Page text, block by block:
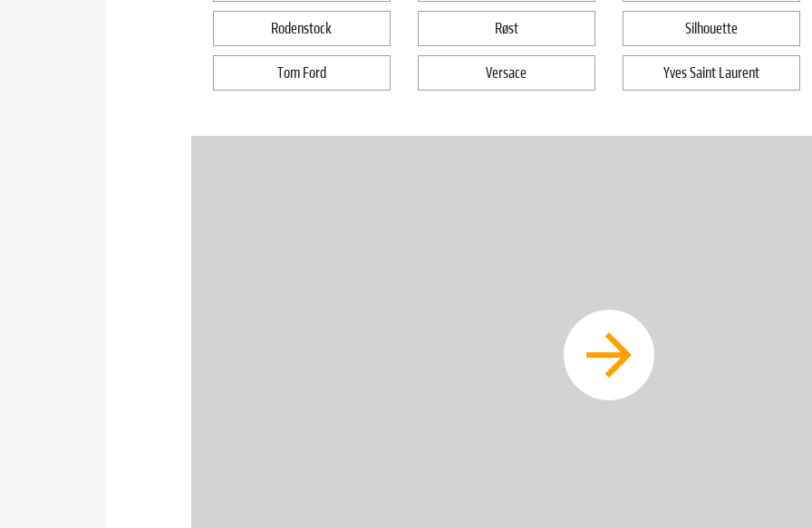
Rodenstock Røst Silhouette
Tom Ford Versace Yves Saint Laurent